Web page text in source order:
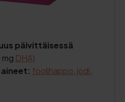
päivittäisessä
DHA)
foolihappo jodi